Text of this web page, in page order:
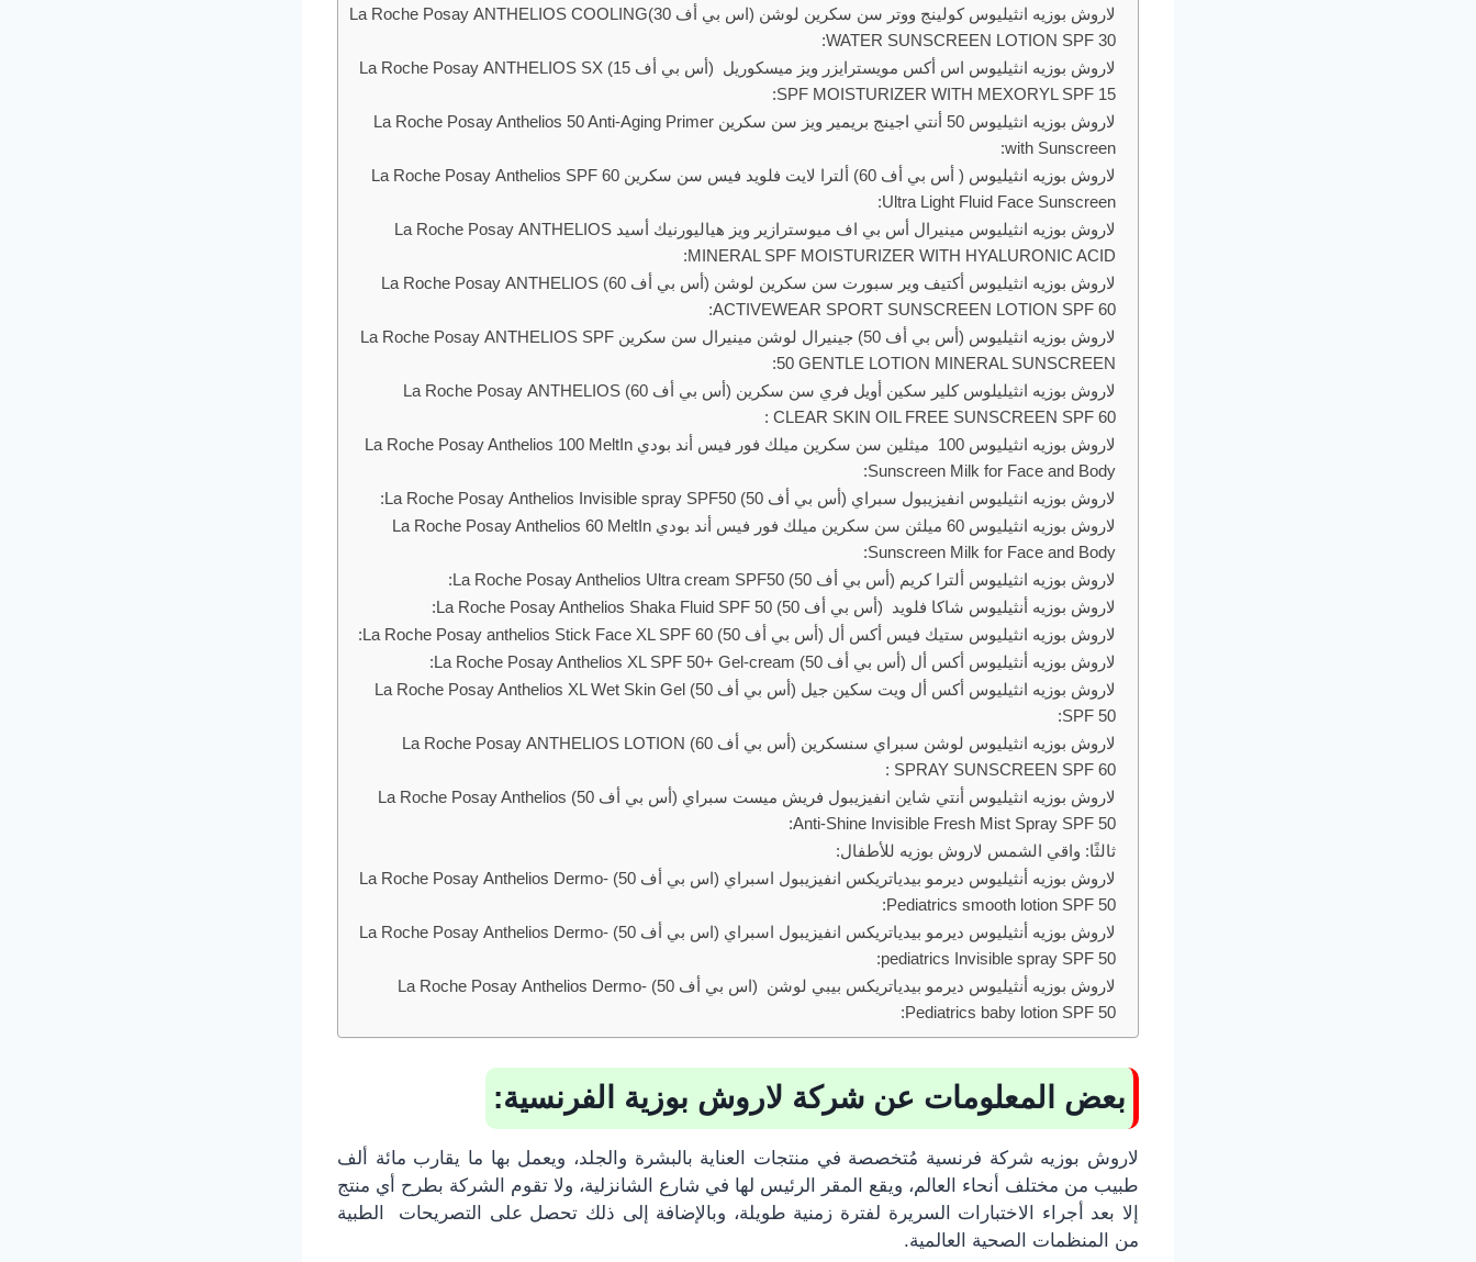
لاروش بوزيه انثيليوس كولينج ووتر سن سكرين لوشن (اس بي أف 30)La Roche Posay ANTHELIOS COOLING
WATER SUNSCREEN LOTION SPF 30:
لاروش بوزيه انثيليوس اس أكس مويسترايزر ويز ميسكوريل (أس بي أف 15) La Roche Posay ANTHELIOS SX
SPF MOISTURIZER WITH MEXORYL SPF 15:
لاروش بوزيه انثيليوس 50 أنتي اجينج بريمير ويز سن سكرين La Roche Posay Anthelios 50 Anti-Aging Primer
with Sunscreen:
لاروش بوزيه انثيليوس ( أس بي أف 60) ألترا لايت فلويد فيس سن سكرين La Roche Posay Anthelios SPF 60
Ultra Light Fluid Face Sunscreen:
لاروش بوزيه انثيليوس مينيرال أس بي اف ميوسترازير ويز هياليورنيك أسيد La Roche Posay ANTHELIOS
MINERAL SPF MOISTURIZER WITH HYALURONIC ACID:
لاروش بوزيه انثيليوس أكتيف وير سبورت سن سكرين لوشن (أس بي أف 60) La Roche Posay ANTHELIOS
ACTIVEWEAR SPORT SUNSCREEN LOTION SPF 60:
لاروش بوزيه انثيليوس (أس بي أف 50) جينيرال لوشن مينيرال سن سكرين La Roche Posay ANTHELIOS SPF
50 GENTLE LOTION MINERAL SUNSCREEN:
لاروش بوزيه انثيليلوس كلير سكين أويل فري سن سكرين (أس بي أف 60) La Roche Posay ANTHELIOS
CLEAR SKIN OIL FREE SUNSCREEN SPF 60 :
لاروش بوزيه انثيليوس 100 ميثلين سن سكرين ميلك فور فيس أند بودي La Roche Posay Anthelios 100 MeltIn
Sunscreen Milk for Face and Body:
لاروش بوزيه انثيليوس انفيزيبول سبراي (أس بي أف 50) La Roche Posay Anthelios Invisible spray SPF50:
لاروش بوزيه انثيليوس 60 ميلثن سن سكرين ميلك فور فيس أند بودي La Roche Posay Anthelios 60 MeltIn
Sunscreen Milk for Face and Body:
لاروش بوزيه انثيليوس ألترا كريم (أس بي أف 50) La Roche Posay Anthelios Ultra cream SPF50:
لاروش بوزيه أنثيليوس شاكا فلويد (أس بي أف 50) La Roche Posay Anthelios Shaka Fluid SPF 50:
لاروش بوزيه انثيليوس ستيك فيس أكس أل (أس بي أف 50) La Roche Posay anthelios Stick Face XL SPF 60:
لاروش بوزيه أنثيليوس أكس أل (أس بي أف 50) La Roche Posay Anthelios XL SPF 50+ Gel-cream:
لاروش بوزيه انثيليوس أكس أل ويت سكين جيل (أس بي أف 50) La Roche Posay Anthelios XL Wet Skin Gel
SPF 50:
لاروش بوزيه انثيليوس لوشن سبراي سنسكرين (أس بي أف 60) La Roche Posay ANTHELIOS LOTION
SPRAY SUNSCREEN SPF 60 :
لاروش بوزيه انثيليوس أنتي شاين انفيزيبول فريش ميست سبراي (أس بي أف 50) La Roche Posay Anthelios
Anti-Shine Invisible Fresh Mist Spray SPF 50:
ثالثًا: واقي الشمس لاروش بوزيه للأطفال:
لاروش بوزيه أنثيليوس ديرمو بيدياتريكس انفيزيبول اسبراي (اس بي أف 50) La Roche Posay Anthelios Dermo-
Pediatrics smooth lotion SPF 50:
لاروش بوزيه أنثيليوس ديرمو بيدياتريكس انفيزيبول اسبراي (اس بي أف 50) La Roche Posay Anthelios Dermo-
pediatrics Invisible spray SPF 50:
لاروش بوزيه أنثيليوس ديرمو بيدياتريكس بيبي لوشن (اس بي أف 50) La Roche Posay Anthelios Dermo-
Pediatrics baby lotion SPF 50:
بعض المعلومات عن شركة لاروش بوزية الفرنسية:
لاروش بوزيه شركة فرنسية مُتخصصة في منتجات العناية بالبشرة والجلد، ويعمل بها ما يقارب مائة ألف
طبيب من مختلف أنحاء العالم، ويقع المقر الرئيس لها في شارع الشانزلية، ولا تقوم الشركة بطرح أي منتج
إلا بعد أجراء الاختبارات السريرة لفترة زمنية طويلة، وبالإضافة إلى ذلك تحصل على التصريحات الطبية
من المنظمات الصحية العالمية.